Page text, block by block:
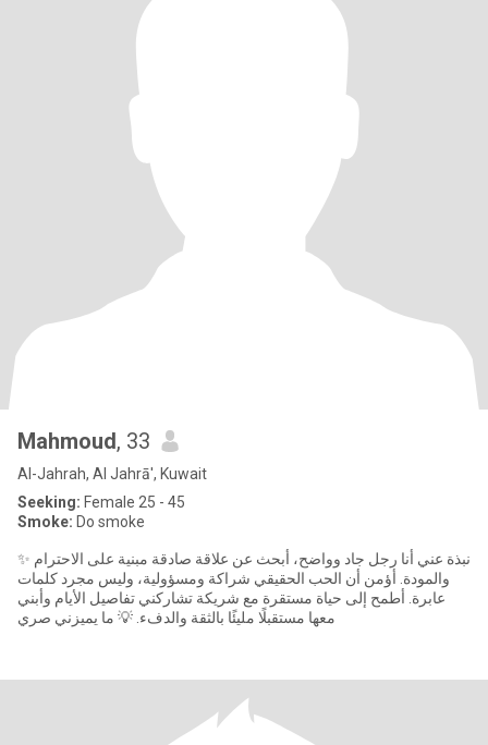
Mahmoud, 33
Al-Jahrah, Al Jahrā', Kuwait
Seeking: Female 25 - 45
Smoke: Do smoke
✨ نبذة عني أنا رجل جاد وواضح، أبحث عن علاقة صادقة مبنية على الاحترام
والمودة. أؤمن أن الحب الحقيقي شراكة ومسؤولية، وليس مجرد كلمات
عابرة. أطمح إلى حياة مستقرة مع شريكة تشاركني تفاصيل الأيام وأبني
معها مستقبلًا مليئًا بالثقة والدفء. 💡 ما يميزني صري